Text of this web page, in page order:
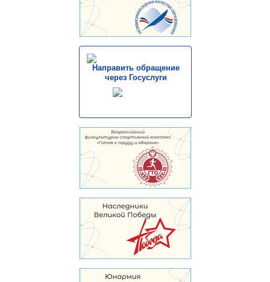
Направить обращение
через Госуслуги